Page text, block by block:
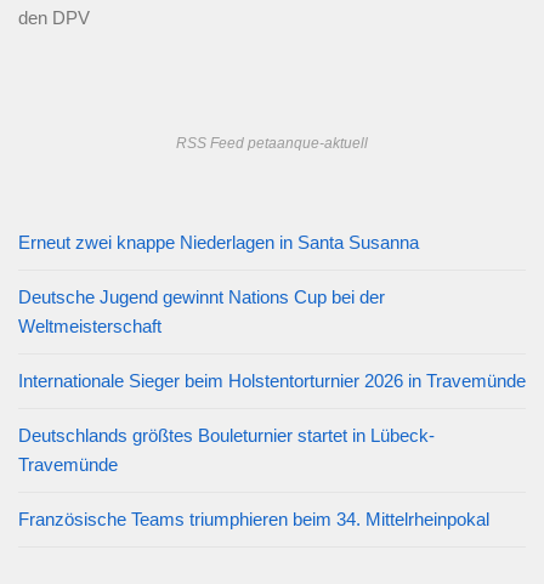
den DPV
RSS Feed petaanque-aktuell
Erneut zwei knappe Niederlagen in Santa Susanna
Deutsche Jugend gewinnt Nations Cup bei der
Weltmeisterschaft
Internationale Sieger beim Holstentorturnier 2026 in Travemünde
Deutschlands größtes Bouleturnier startet in Lübeck-
Travemünde
Französische Teams triumphieren beim 34. Mittelrheinpokal